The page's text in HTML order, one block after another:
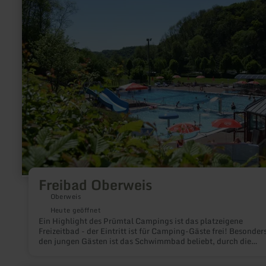
Freibad Oberweis
Oberweis
Heute geöffnet
Ein Highlight des Prümtal Campings ist das platzeigene
Freizeitbad - der Eintritt ist für Camping-Gäste frei!
den jungen Gästen ist das Schwimmbad beliebt, durch die
zu:
Freibad
Oberweis